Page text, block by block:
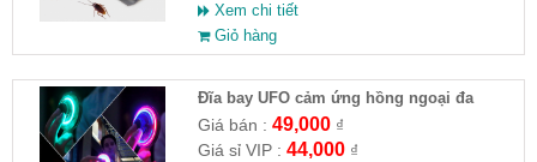
Xem chi tiết
Giỏ hàng
Đĩa bay UFO cảm ứng hồng ngoại đa
chiều tự động bay về
Giá bán : 49,000₫
Giá sỉ VIP : 44,000₫